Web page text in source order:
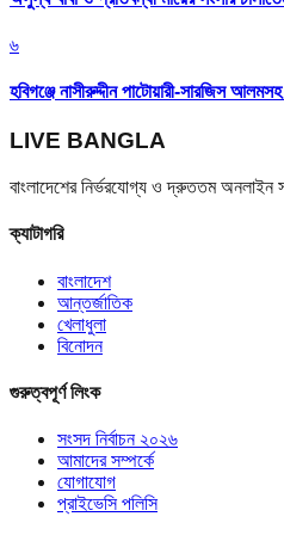
৬
হবিগঞ্জে নাসীরুদ্দীন পাটোয়ারী-সারজিস
LIVE BANGLA
বাংলাদেশের নির্ভরযোগ্য ও দ্রুততম অনলাইন
ক্যাটাগরি
বাংলাদেশ
আন্তর্জাতিক
খেলাধুলা
বিনোদন
গুরুত্বপূর্ণ লিংক
সংসদ নির্বাচন ২০২৬
আমাদের সম্পর্কে
যোগাযোগ
প্রাইভেসি পলিসি